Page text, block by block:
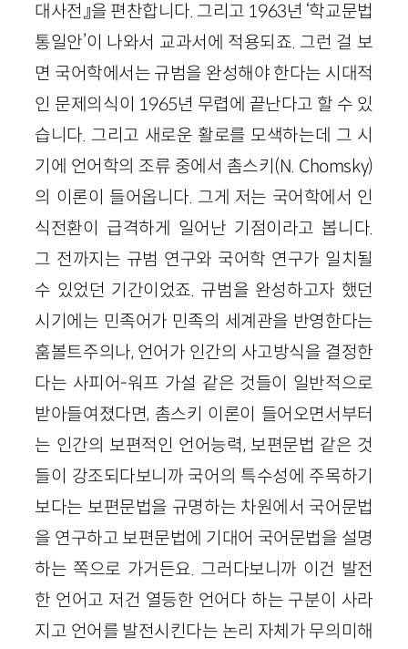
대사전』을 편찬합니다. 그리고 1963년 ‘학교문법
통일안’이 나와서 교과서에 적용되죠. 그런 걸 보
면 국어학에서는 규범을 완성해야 한다는 시대적
인 문제의식이 1965년 무렵에 끝난다고 할 수 있
습니다. 그리고 새로운 활로를 모색하는데 그 시
기에 언어학의 조류 중에서 촘스키(N. Chomsky)
의 이론이 들어옵니다. 그게 저는 국어학에서 인
식전환이 급격하게 일어난 기점이라고 봅니다.
그 전까지는 규범 연구와 국어학 연구가 일치될
수 있었던 기간이었죠. 규범을 완성하고자 했던
시기에는 민족어가 민족의 세계관을 반영한다는
훔볼트주의나, 언어가 인간의 사고방식을 결정한
다는 사피어-워프 가설 같은 것들이 일반적으로
받아들여졌다면, 촘스키 이론이 들어오면서부터
는 인간의 보편적인 언어능력, 보편문법 같은 것
들이 강조되다보니까 국어의 특수성에 주목하기
보다는 보편문법을 규명하는 차원에서 국어문법
을 연구하고 보편문법에 기대어 국어문법을 설명
하는 쪽으로 가거든요. 그러다보니까 이건 발전
한 언어고 저건 열등한 언어다 하는 구분이 사라
지고 언어를 발전시킨다는 논리 자체가 무의미해